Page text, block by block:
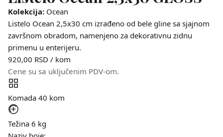
Kolekcija: Ocean
Listelo Ocean 2,5x30 cm izrađeno od bele gline sa sjajnom
završnom obradom, namenjeno za dekorativnu zidnu
primenu u enterijeru.
920,00 RSD / kom
Cene su sa uključenim PDV-om.
Komada 40 kom
Težina 6 kg